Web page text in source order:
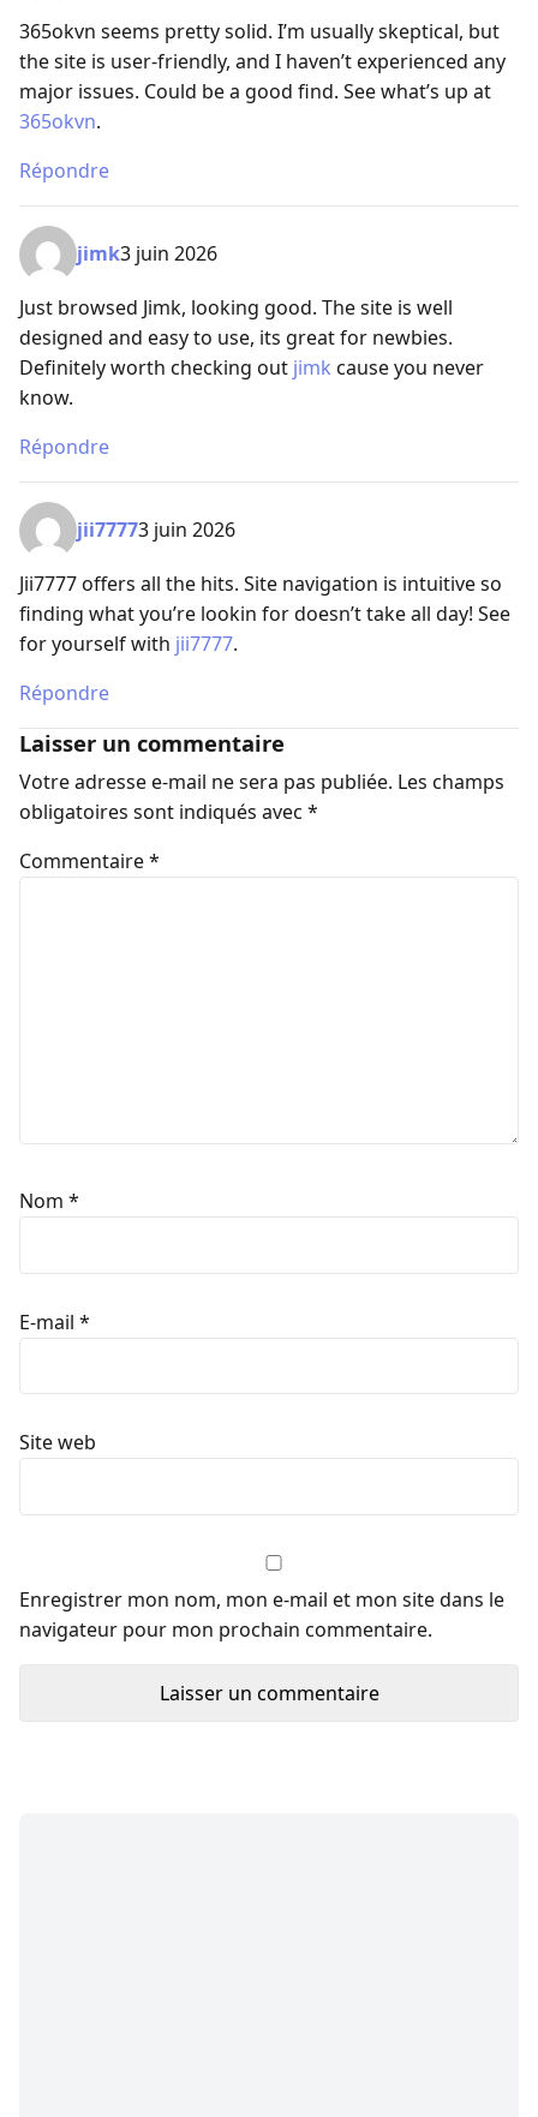
365okvn seems pretty solid. I’m usually skeptical, but
the site is user-friendly, and I haven’t experienced any
major issues. Could be a good find. See what’s up at
365okvn.
Répondre
jimk3 juin 2026
Just browsed Jimk, looking good. The site is well
designed and easy to use, its great for newbies.
Definitely worth checking out jimk cause you never
know.
Répondre
jii77773 juin 2026
Jii7777 offers all the hits. Site navigation is intuitive so
finding what you’re lookin for doesn’t take all day! See
for yourself with jii7777.
Répondre
Laisser un commentaire
Votre adresse e-mail ne sera pas publiée. Les champs
obligatoires sont indiqués avec *
Commentaire*
Nom *
E-mail *
Site web
Enregistrer mon nom, mon e-mail et mon site dans le
navigateur pour mon prochain commentaire.